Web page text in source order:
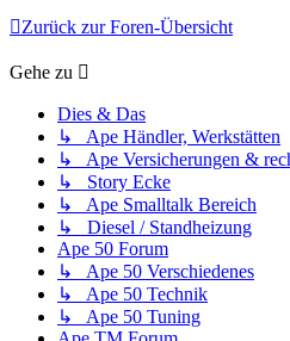
Zurück zur Foren-Übersicht
Gehe zu
Dies & Das
↳ Ape Händler, Werkstätten
↳ Ape Versicherungen &
↳ Story Ecke
↳ Ape Smalltalk Bereich
↳ Diesel / Standheizung
Ape 50 Forum
↳ Ape 50 Verschiedenes
↳ Ape 50 Technik
↳ Ape 50 Tuning